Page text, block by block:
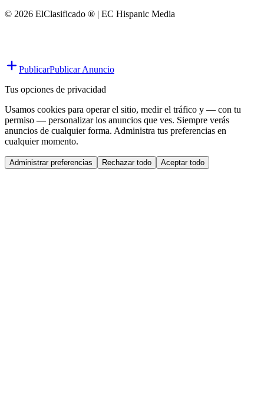
© 2026 ElClasificado ® | EC Hispanic Media
PublicarPublicar Anuncio
Tus opciones de privacidad
Usamos cookies para operar el sitio, medir el tráfico y — con tu
permiso — personalizar los anuncios que ves. Siempre verás
anuncios de cualquier forma. Administra tus preferencias en
cualquier momento.
Administrar preferencias Rechazar todo Aceptar todo